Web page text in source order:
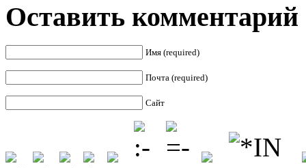
Оставить комментарий
Имя (required)
Почта (required)
Сайт